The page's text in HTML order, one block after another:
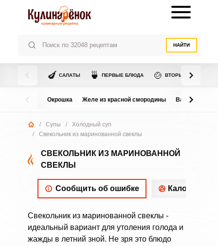
НАЙТИ
🍆 САЛАТЫ 🍵 ПЕРВЫЕ БЛЮДА 🍲 ВТОРЫЕ БЛЮДА
Окрошка Желе из красной смородины Варенье из
/ Супы /
Холодный суп
/
Свекольник из маринованной свеклы
СВЕКОЛЬНИК ИЗ МАРИНОВАННОЙ
СВЕКЛЫ
Сообщить об ошибке
Свекольник из маринованной свеклы -
идеальный вариант для утоления голода и
жажды в летний зной. Не зря это блюдо